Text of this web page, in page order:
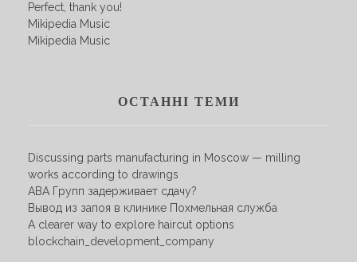
Perfect, thank you!
Mikipedia Music
Mikipedia Music
ОСТАННІ ТЕМИ
Discussing parts manufacturing in Moscow — milling
works according to drawings
АВА Групп задерживает сдачу?
Вывод из запоя в клинике Похмельная служба
A clearer way to explore haircut options
blockchain_development_company